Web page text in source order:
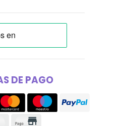
DE PAGO